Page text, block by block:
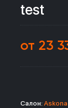
test
от 23
Салон:Askona